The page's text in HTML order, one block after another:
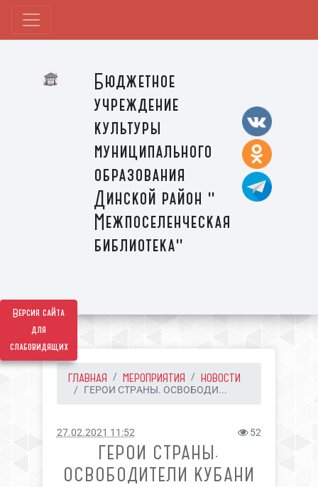
Версия сайта
для
слабовидящих
Бюджетное
учреждение
культуры
муниципального
образования
Динской район "
Межпоселенческая
библиотека"
ГЛАВНАЯ МЕРОПРИЯТИЯ НОВОСТИ
ГЕРОИ СТРАНЫ. ОСВОБОДИ...
27.02.2021 11:52 52
ГЕРОИ СТРАНЫ.
ОСВОБОДИТЕЛИ КУБАНИ